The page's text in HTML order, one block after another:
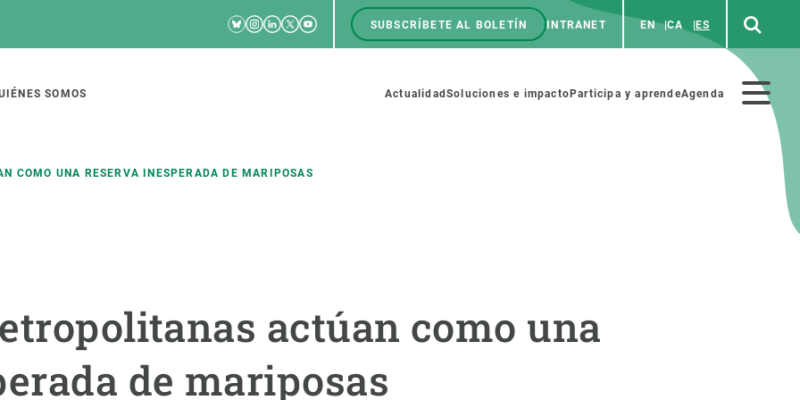
RRSS
Bluesky
Instagram
Linkedin
TwitterYoutube
Menú
top
SUBSCRÍBETE AL BOLETÍN INTRANET EN CA ES
SOMOS
Menú
Actualidad Soluciones e impacto Participa y aprendeAgenda
COMO UNA RESERVA INESPERADA DE MARIPOSAS
actúan como una
de mariposas
de ecosistemas
Soluciones
Política y gestión
Estrategia de Recursos Humanos
Pide tu MSCA-PF
Haz ciencia con nosotros